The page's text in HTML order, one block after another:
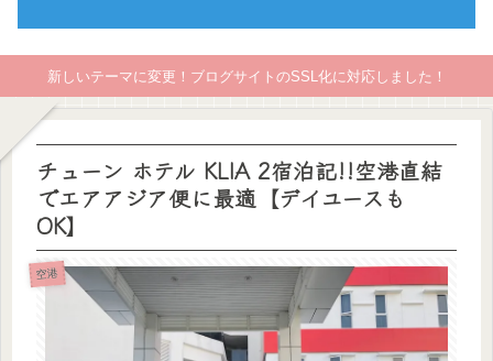
新しいテーマに変更！ブログサイトのSSL化に対応しました！
チューン ホテル KLIA 2宿泊記!!空港直結
でエアアジア便に最適【デイユースも
OK】
空港